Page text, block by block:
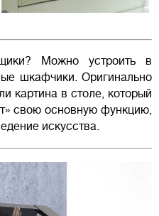
Можно устроить в
шкафчики. Оригинально
картина в столе, который
свою основную функцию,
искусства.